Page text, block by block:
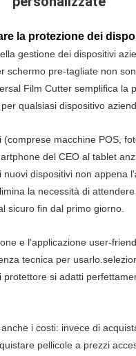
la protezione dei
gestione dei dispositivi
schermo pre-tagliate non
Film Cutter semplifica la
qualsiasi dispositivo
macchine POS,
del CEO al tablet
dispositivi non appena
la necessità di
sicuro fin dal primo giorno.
e l'applicazione user-
tecnica per
si adatti
i costi: invece di
pellicole a prezzi